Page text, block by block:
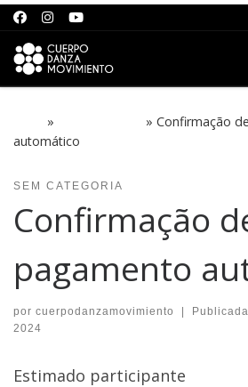
Saltar para o conteúdo
» » Confirmação
automático
SEM CATEGORIA
Confirmação
pagamento
por cuerpodanzamovimiento | Publicada
2024
Estimado participante